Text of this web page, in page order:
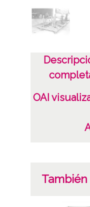
CC BY-NC-SA
OAI